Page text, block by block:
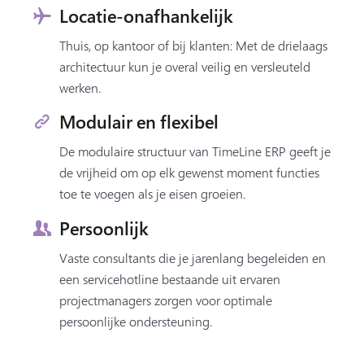
Locatie-onafhankelijk
Thuis, op kantoor of bij klanten: Met de drielaags
architectuur kun je overal veilig en versleuteld
werken.
Modulair en flexibel
De modulaire structuur van TimeLine ERP geeft je
de vrijheid om op elk gewenst moment functies
toe te voegen als je eisen groeien.
Persoonlijk
Vaste consultants die je jarenlang begeleiden en
een servicehotline bestaande uit ervaren
projectmanagers zorgen voor optimale
persoonlijke ondersteuning.